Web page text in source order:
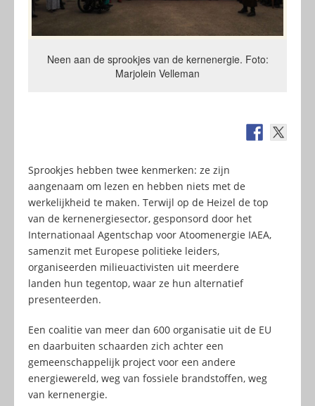
Neen aan de sprookjes van de kernenergie. Foto:
Marjolein Velleman
Sprookjes hebben twee kenmerken: ze zijn
aangenaam om lezen en hebben niets met de
werkelijkheid te maken. Terwijl op de Heizel de top
van de kernenergiesector, gesponsord door het
Internationaal Agentschap voor Atoomenergie IAEA,
samenzit met Europese politieke leiders,
organiseerden milieuactivisten uit meerdere
landen hun tegentop, waar ze hun alternatief
presenteerden.
Een coalitie van meer dan 600 organisatie uit de EU
en daarbuiten schaarden zich achter een
gemeenschappelijk project voor een andere
energiewereld, weg van fossiele brandstoffen, weg
van kernenergie.